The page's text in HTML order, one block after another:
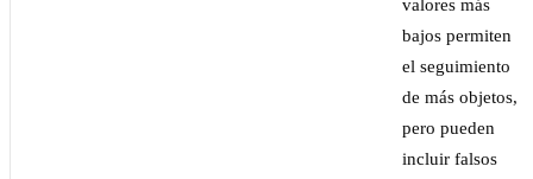
valores más
bajos permiten
el seguimiento
de más objetos,
pero pueden
incluir falsos